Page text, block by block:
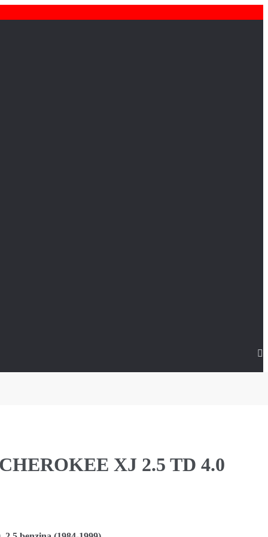
XJ 2.5 TD 4.0